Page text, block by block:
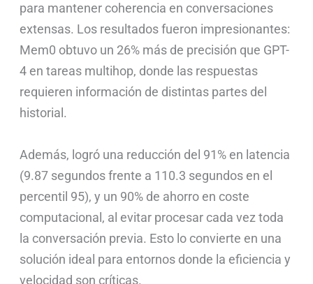
para mantener coherencia en conversaciones
extensas. Los resultados fueron impresionantes:
Mem0 obtuvo un 26% más de precisión que GPT-
4 en tareas multihop, donde las respuestas
requieren información de distintas partes del
historial.
Además, logró una reducción del 91% en latencia
(9.87 segundos frente a 110.3 segundos en el
percentil 95), y un 90% de ahorro en coste
computacional, al evitar procesar cada vez toda
la conversación previa. Esto lo convierte en una
solución ideal para entornos donde la eficiencia y
velocidad son críticas.